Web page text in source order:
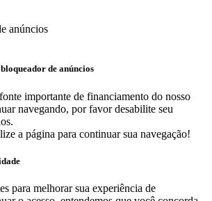
de anúncios
importante de financiamento do nosso
navegando, por favor desabilite seu
a página para continuar sua navegação!
para melhorar sua experiência de